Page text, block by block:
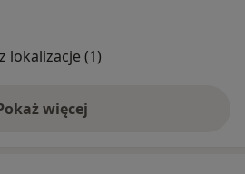
lokalizacje (1)
więcej
o doświadczeniu